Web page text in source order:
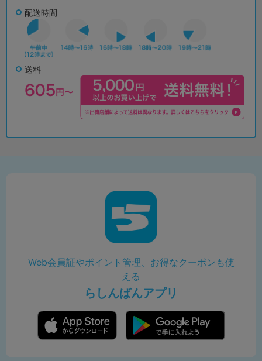
配送時間
送料
Web会員証やポイント管理、お得なクーポンも使
える
らしんばんアプリ